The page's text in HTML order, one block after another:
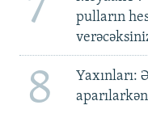
7
pulların
8
Yaxınları: